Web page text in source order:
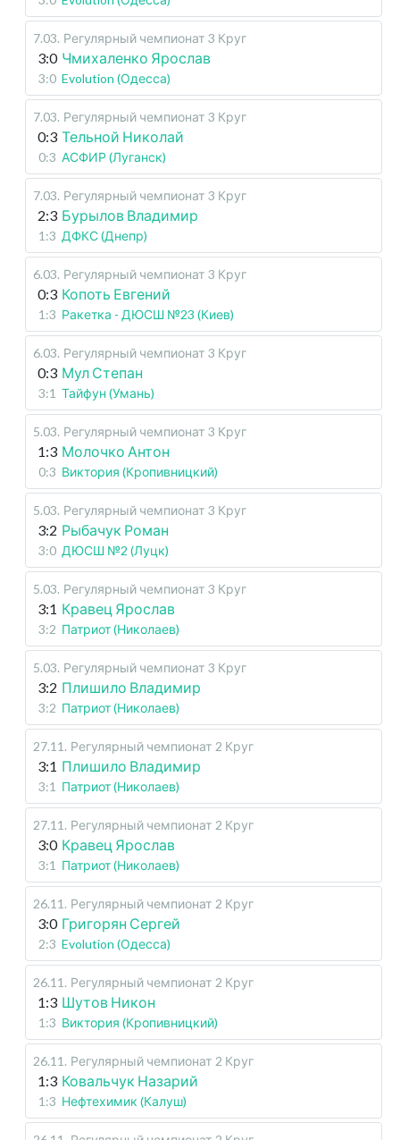
7.03. Регулярный чемпионат 3 Круг
3:0 Чмихаленко Ярослав
3:0 Evolution (Одесса)
7.03. Регулярный чемпионат 3 Круг
0:3 Тельной Николай
0:3 АСФИР (Луганск)
7.03. Регулярный чемпионат 3 Круг
2:3 Бурылов Владимир
1:3 ДФКС (Днепр)
6.03. Регулярный чемпионат 3 Круг
0:3 Копоть Евгений
1:3 Ракетка - ДЮСШ №23 (Киев)
6.03. Регулярный чемпионат 3 Круг
0:3 Мул Степан
3:1 Тайфун (Умань)
5.03. Регулярный чемпионат 3 Круг
1:3 Молочко Антон
0:3 Виктория (Кропивницкий)
5.03. Регулярный чемпионат 3 Круг
3:2 Рыбачук Роман
3:0 ДЮСШ №2 (Луцк)
5.03. Регулярный чемпионат 3 Круг
3:1 Кравец Ярослав
3:2 Патриот (Николаев)
5.03. Регулярный чемпионат 3 Круг
3:2 Плишило Владимир
3:2 Патриот (Николаев)
27.11 . Регулярный чемпионат 2 Круг
3:1 Плишило Владимир
3:1 Патриот (Николаев)
27.11 . Регулярный чемпионат 2 Круг
3:0 Кравец Ярослав
3:1 Патриот (Николаев)
26.11 . Регулярный чемпионат 2 Круг
3:0 Григорян Сергей
2:3 Evolution (Одесса)
26.11 . Регулярный чемпионат 2 Круг
1:3 Шутов Никон
1:3 Виктория (Кропивницкий)
26.11 . Регулярный чемпионат 2 Круг
1:3 Ковальчук Назарий
1:3 Нефтехимик (Калуш)